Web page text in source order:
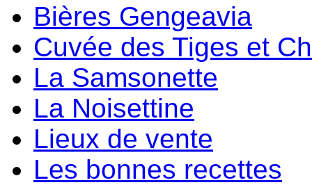
Bières Gengeavia
Cuvée des Tiges et
La Samsonette
La Noisettine
Lieux de vente
Les bonnes recettes